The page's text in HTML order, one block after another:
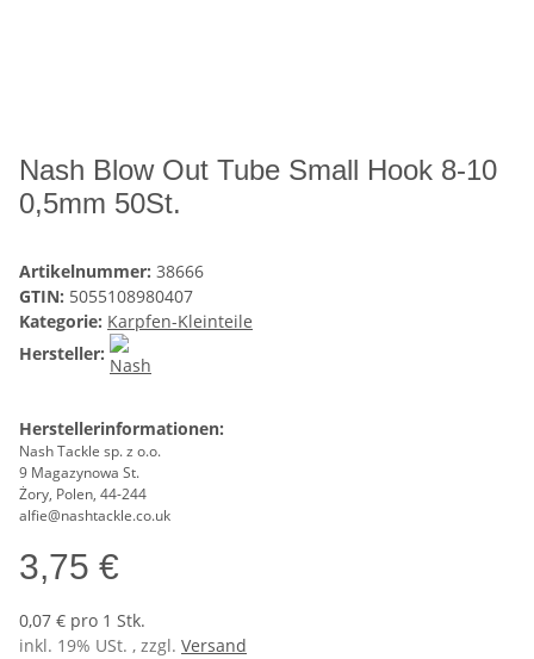
Nash Blow Out Tube Small Hook 8-10
0,5mm 50St.
Artikelnummer: 38666
GTIN: 5055108980407
Kategorie: Karpfen-Kleinteile
Hersteller:
Herstellerinformationen:
Nash Tackle sp. z o.o.
9 Magazynowa St.
Żory, Polen, 44-244
alfie@nashtackle.co.uk
3,75 €
0,07 € pro 1 Stk.
inkl. 19% USt. , zzgl. Versand